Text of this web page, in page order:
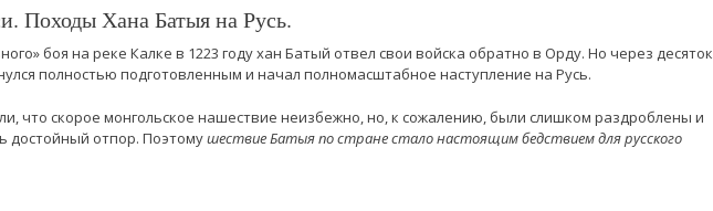
Походы Хана Батыя на Русь.
боя на реке Калке в 1223 году хан Батый отвел свои войска обратно в Орду. Но через десяток
полностью подготовленным и начал полномасштабное наступление на Русь.
что скорое монгольское нашествие неизбежно, но, к сожалению, были слишком раздроблены и
достойный отпор. Поэтомушествие Батыя по стране стало настоящим бедствием для русского